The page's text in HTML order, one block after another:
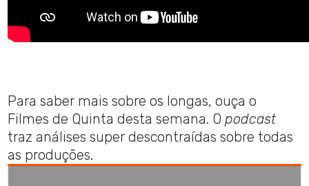
Para saber mais sobre os longas, ouça o
Filmes de Quinta desta semana. Opodcast
traz análises super descontraídas sobre todas
as produções.